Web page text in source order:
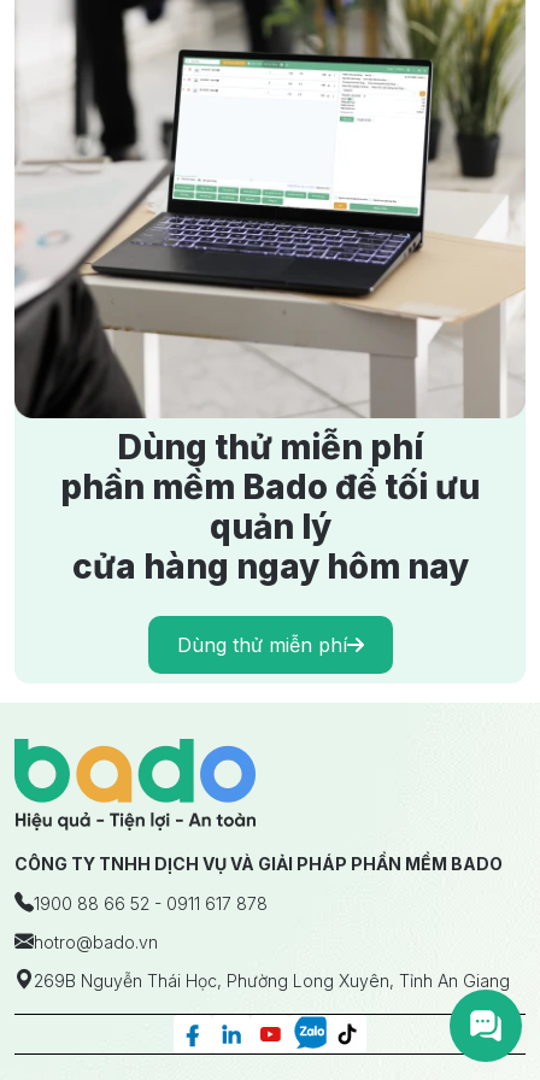
1700 lượt xem
Làm sao biết mỗi ngày lời hay lỗ khi báo cáo quá phức
5/9/2025 1667 lượt xem
Hướng dẫn ghi sổ kế toán cho hộ kinh doanh theo thông
tư 152/2025/TT-BTC
1657 lượt xem
Hướng dẫn tự kê khai thuế cho hộ kinh doanh từ năm
2026 theo Nghị quyết 198/2025
21/11/2025
Dùng thử miễn phí
phần mềm Bado để tối ưu
quản lý
cửa hàng ngay hôm nay
Dùng thử miễn phí
CÔNG TY TNHH DỊCH VỤ VÀ GIẢI PHÁP PHẦN MỀM BADO
1900 88 66 52 - 0911 617 878
hotro@bado.vn
269B Nguyễn Thái Học, Phường Long Xuyên, Tỉnh An Giang